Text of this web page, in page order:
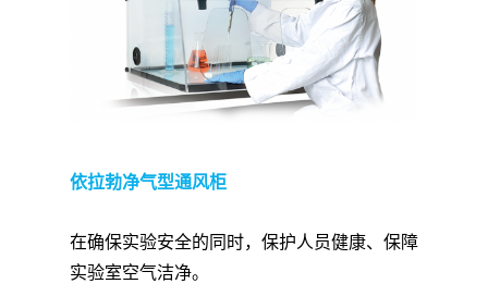
依拉勃净气型通风柜
在确保实验安全的同时，保护人员健康、保障
实验室空气洁净。